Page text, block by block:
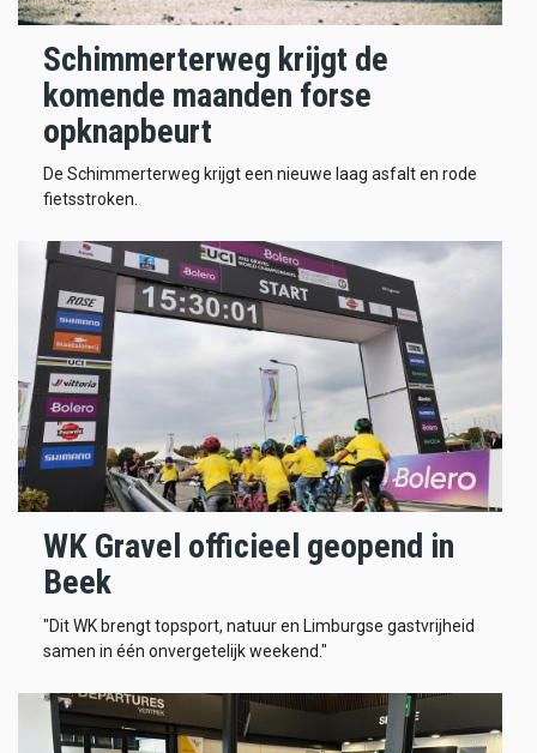
Schimmerterweg krijgt de
komende maanden forse
opknapbeurt
De Schimmerterweg krijgt een nieuwe laag asfalt en rode
fietsstroken.
WK Gravel officieel geopend in
Beek
"Dit WK brengt topsport, natuur en Limburgse gastvrijheid
samen in één onvergetelijk weekend."